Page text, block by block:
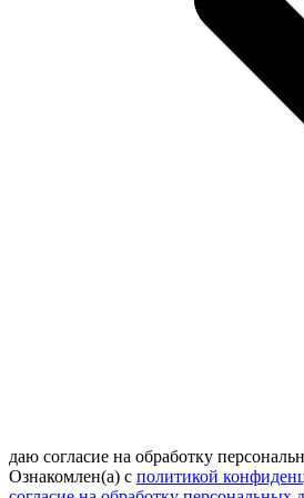
даю согласие на обработку
Ознакомлен(а) с политикой